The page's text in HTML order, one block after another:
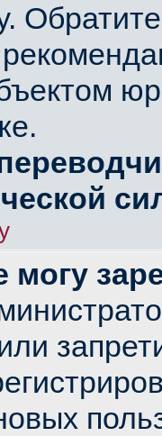
могу